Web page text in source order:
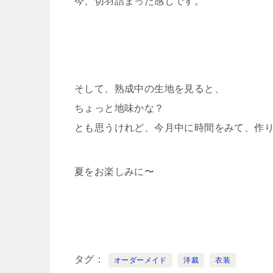
そして、熟成中の生地を見ると、
ちょっと地味かな？
とも思うけれど、今月中に時間をみて、作
夏をお楽しみに〜
タグ オーダーメイド 洋裁 衣装